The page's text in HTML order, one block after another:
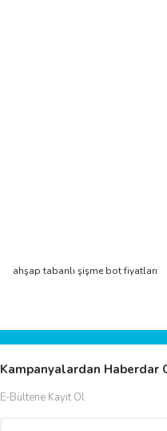
ahşap tabanlı şişme bot fiyatları
Kampanyalardan Haberdar
E-Bültene Kayıt Ol